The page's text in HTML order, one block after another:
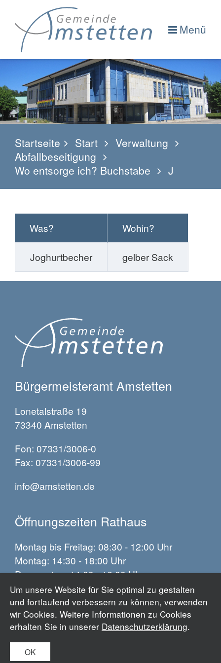
Um unsere Website für Sie optimal zu gestalten
und fortlaufend verbessern zu können, verwenden
wir Cookies. Weitere Informationen zu Cookies
erhalten Sie in unserer Datenschutzerklärung.
OK
Menü
Startseite Start
Verwaltung
Abfallbeseitigung
Wo entsorge ich? Buchstabe
J
Was? Wohin?
Joghurtbecher gelber Sack
Bürgermeisteramt Amstetten
Lonetalstraße 19
73340 Amstetten
Fon: 07331/3006-0
Fax: 07331/3006-99
info@amstetten.de
Öffnungszeiten Rathaus
Montag bis Freitag: 08:30 - 12:00 Uhr
Montag: 14:30 - 18:00 Uhr
Donnerstag: 14:00 - 16:00 Uhr
Impressum
Datenschutz